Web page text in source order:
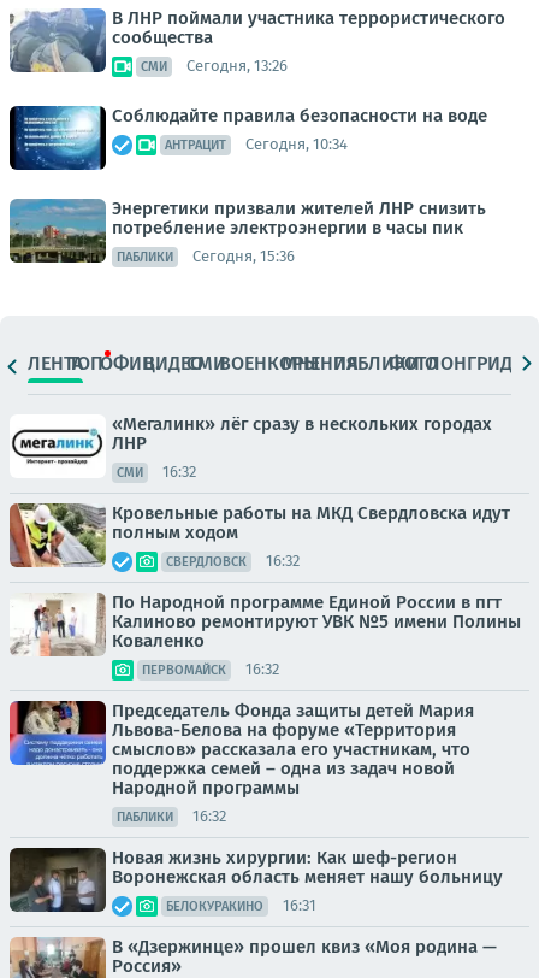
В ЛНР поймали участника террористического
сообщества
СМИ Сегодня, 13:26
Соблюдайте правила безопасности на воде
АНТРАЦИТ Сегодня, 10:34
Энергетики призвали жителей ЛНР снизить
потребление электроэнергии в часы пик
ПАБЛИКИ Сегодня, 15:36
ЛЕНТАТОПОФИЦ.ВИДЕОСМИВОЕНКОРЫМНЕНИЯПАБЛИКИ
ФОТОЛОНГРИДЫ
«Мегалинк» лёг сразу в нескольких городах
ЛНР
СМИ 16:32
Кровельные работы на МКД Свердловска идут
полным ходом
СВЕРДЛОВСК 16:32
По Народной программе Единой России в пгт
Калиново ремонтируют УВК №5 имени Полины
Коваленко
ПЕРВОМАЙСК 16:32
Председатель Фонда защиты детей Мария
Львова-Белова на форуме «Территория
смыслов» рассказала его участникам, что
поддержка семей – одна из задач новой
Народной программы
ПАБЛИКИ 16:32
Новая жизнь хирургии: Как шеф-регион
Воронежская область меняет нашу больницу
БЕЛОКУРАКИНО 16:31
В «Дзержинце» прошел квиз «Моя родина —
Россия»